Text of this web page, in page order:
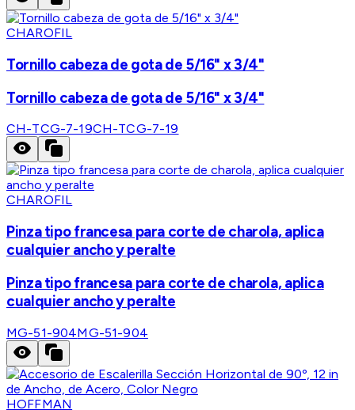
CHAROFIL
Tornillo cabeza de gota de 5/16" x 3/4"
Tornillo cabeza de gota de 5/16" x 3/4"
CH-TCG-7-19CH-TCG-7-19
CHAROFIL
Pinza tipo francesa para corte de charola, aplica
cualquier ancho y peralte
Pinza tipo francesa para corte de charola, aplica
cualquier ancho y peralte
MG-51-904MG-51-904
HOFFMAN